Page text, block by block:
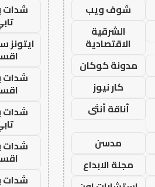
شوف ويب
الشرقية
الاقتصادية
مدونة كوكان
كار نيوز
أناقة أنثى
مدسن
مجلة الابداع
شدات
شدات
شدات
شدات
شدات